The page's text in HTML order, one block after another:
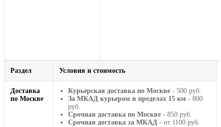
Раздел Условия и стоимость
Доставка
по Москве
Курьерская доставка по Москве - 500 руб.
За МКАД курьером в пределах 15 км - 800
руб.
Срочная доставка по Москве - 850 руб.
Срочная доставка за МКАД - от 1100 руб.